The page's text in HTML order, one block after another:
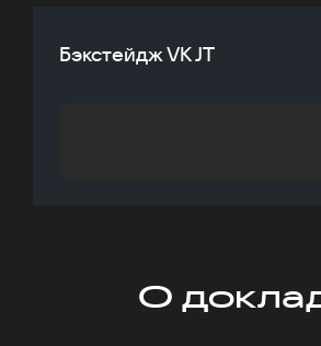
Бэкстейдж VK JT
О